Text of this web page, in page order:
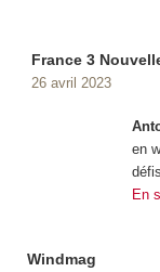
France 3
26 avril 2023
en
En
Windmag